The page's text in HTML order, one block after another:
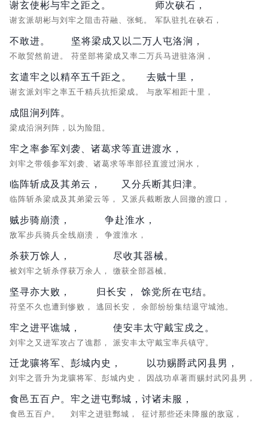
谢玄使彬与牢之距之。
谢玄派胡彬与刘牢之阻击苻融、张蚝。
师次硖石，
军队驻扎在硖石，
不敢进。
不敢贸然前进。
坚将梁成又以二万人屯洛涧，
苻坚部将梁成又率二万兵马进驻洛涧，
玄遣牢之以精卒五千距之。
谢玄派刘牢之率五千精兵抗拒梁成。
去贼十里，
与敌军相距十里，
成阻涧列阵。
梁成沿涧列阵，以为险阻。
牢之率参军刘袭、诸葛求等直进渡水，
刘牢之带领参军刘袭、诸葛求等率部径直渡过涧水，
临阵斩成及其弟云，
临阵斩杀梁成及其弟梁云等，
又分兵断其归津。
又派兵截断敌人回撤的渡口，
贼步骑崩溃，
敌军步兵骑兵全线崩溃，
争赴淮水，
争渡淮水，
杀获万馀人，
被刘牢之斩杀俘获万余人，
尽收其器械。
缴获全部器械。
坚寻亦大败，
苻坚不久也遭到惨败，
归长安，
逃回长安，
馀党所在屯结。
余部纷纷集结退守城池。
牢之进平谯城，
刘牢之又进军攻占了谯郡，
使安丰太守戴宝戍之。
派安丰太守戴宝率兵镇守。
迁龙骧将军、彭城内史，
刘牢之晋升为龙骧将军、彭城内史，
以功赐爵武冈县男，
因战功卓著而赐封武冈县男，
食邑五百户。
食邑五百户。
牢之进屯鄄城，
刘牢之进驻鄄城，
讨诸未服，
征讨那些还未降服的敌寇，